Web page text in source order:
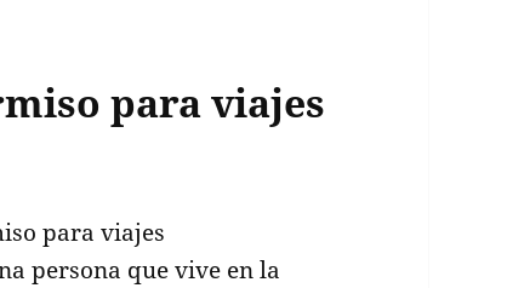
para viajes
para viajes
persona que vive en la